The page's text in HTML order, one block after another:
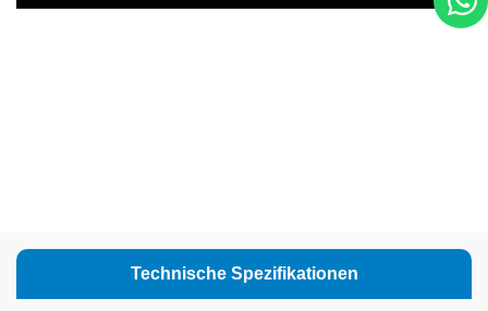
Technische Spezifikationen